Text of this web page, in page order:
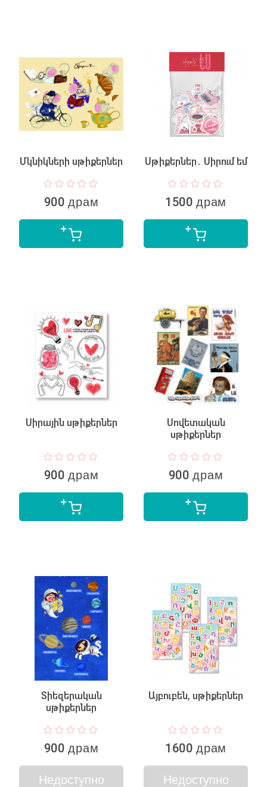
Մկնիկների սթիքերներ
900 драм
Սթիքերներ․ Սիրում եմ
1500 драм
Սիրային սթիքերներ
900 драм
Սովետական
սթիքերներ
900 драм
Տիեզերական
սթիքերներ
900 драм
Недоступно
Այբուբեն, սթիքերներ
1600 драм
Недоступно